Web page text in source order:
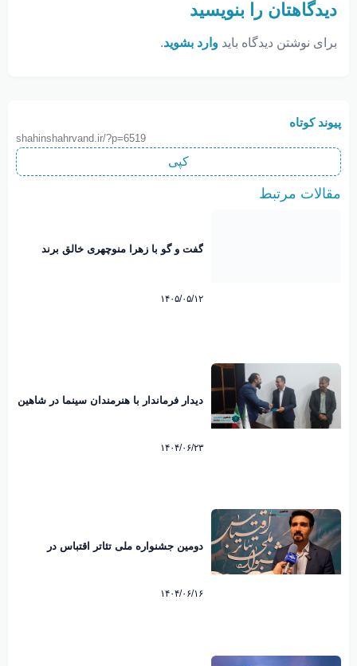
دیدگاهتان را بنویسید
برای نوشتن دیدگاه باید وارد بشوید.
پیوند کوتاه
shahinshahrvand.ir/?p=6519
کپی
مقالات مرتبط
گفت و گو با زهرا منوچهری خالق برند
۱۴۰۵/۰۵/۱۲
دیدار فرماندار با هنرمندان سینما در شاهین
۱۴۰۴/۰۶/۲۳
دومین جشنواره ملی تئاتر اقتباس در
۱۴۰۴/۰۶/۱۶